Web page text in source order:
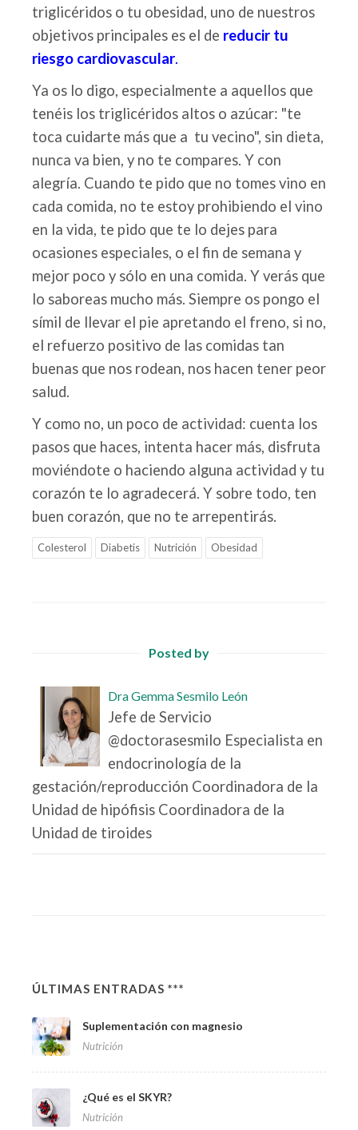
triglicéridos o tu obesidad, uno de nuestros
objetivos principales es el de reducir tu
riesgo cardiovascular.
Ya os lo digo, especialmente a aquellos que
tenéis los triglicéridos altos o azúcar: "te
toca cuidarte más que a tu vecino", sin dieta,
nunca va bien, y no te compares. Y con
alegría. Cuando te pido que no tomes vino en
cada comida, no te estoy prohibiendo el vino
en la vida, te pido que te lo dejes para
ocasiones especiales, o el fin de semana y
mejor poco y sólo en una comida. Y verás que
lo saboreas mucho más. Siempre os pongo el
símil de llevar el pie apretando el freno, si no,
el refuerzo positivo de las comidas tan
buenas que nos rodean, nos hacen tener peor
salud.
Y como no, un poco de actividad: cuenta los
pasos que haces, intenta hacer más, disfruta
moviéndote o haciendo alguna actividad y tu
corazón te lo agradecerá. Y sobre todo, ten
buen corazón, que no te arrepentirás.
Colesterol Diabetis Nutrición Obesidad
Posted by
Dra Gemma Sesmilo León
Jefe de Servicio
@doctorasesmilo Especialista en
endocrinología de la
gestación/reproducción Coordinadora de la
Unidad de hipófisis Coordinadora de la
Unidad de tiroides
ÚLTIMAS ENTRADAS ***
Suplementación con magnesio
Nutrición
¿Qué es el SKYR?
Nutrición